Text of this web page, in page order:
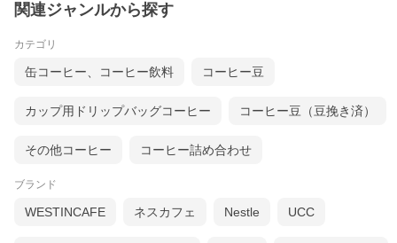
関連ジャンルから探す
カテゴリ
缶コーヒー、コーヒー飲料 コーヒー豆
カップ用ドリップバッグコーヒー コーヒー豆（豆挽き済）
その他コーヒー コーヒー詰め合わせ
ブランド
WESTINCAFE ネスカフェ Nestle UCC